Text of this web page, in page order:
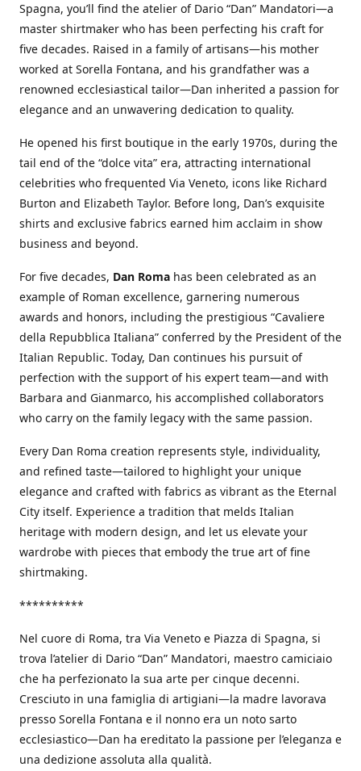
Spagna, you’ll find the atelier of Dario “Dan” Mandatori—a
master shirtmaker who has been perfecting his craft for
five decades. Raised in a family of artisans—his mother
worked at Sorella Fontana, and his grandfather was a
renowned ecclesiastical tailor—Dan inherited a passion for
elegance and an unwavering dedication to quality.
He opened his first boutique in the early 1970s, during the
tail end of the “dolce vita” era, attracting international
celebrities who frequented Via Veneto, icons like Richard
Burton and Elizabeth Taylor. Before long, Dan’s exquisite
shirts and exclusive fabrics earned him acclaim in show
business and beyond.
For five decades, Dan Roma has been celebrated as an
example of Roman excellence, garnering numerous
awards and honors, including the prestigious “Cavaliere
della Repubblica Italiana” conferred by the President of the
Italian Republic. Today, Dan continues his pursuit of
perfection with the support of his expert team—and with
Barbara and Gianmarco, his accomplished collaborators
who carry on the family legacy with the same passion.
Every Dan Roma creation represents style, individuality,
and refined taste—tailored to highlight your unique
elegance and crafted with fabrics as vibrant as the Eternal
City itself. Experience a tradition that melds Italian
heritage with modern design, and let us elevate your
wardrobe with pieces that embody the true art of fine
shirtmaking.
**********
Nel cuore di Roma, tra Via Veneto e Piazza di Spagna, si
trova l’atelier di Dario “Dan” Mandatori, maestro camiciaio
che ha perfezionato la sua arte per cinque decenni.
Cresciuto in una famiglia di artigiani—la madre lavorava
presso Sorella Fontana e il nonno era un noto sarto
ecclesiastico—Dan ha ereditato la passione per l’eleganza e
una dedizione assoluta alla qualità.